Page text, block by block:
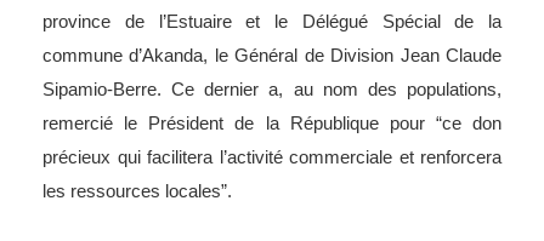
province de l’Estuaire et le Délégué Spécial de la
commune d’Akanda, le Général de Division Jean Claude
Sipamio-Berre. Ce dernier a, au nom des populations,
remercié le Président de la République pour “ce don
précieux qui facilitera l’activité commerciale et renforcera
les ressources locales”.